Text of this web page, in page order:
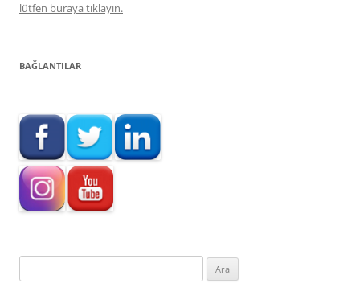
lütfen buraya tıklayın.
BAĞLANTILAR